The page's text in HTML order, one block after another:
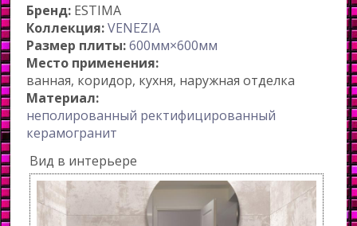
Бренд: ESTIMA
Коллекция:VENEZIA
Размер плиты:600мм×600мм
Место применения:
ванная коридор кухня наружная отделка
Материал:
неполированный ректифицированный
керамогранит
Вид в интерьере